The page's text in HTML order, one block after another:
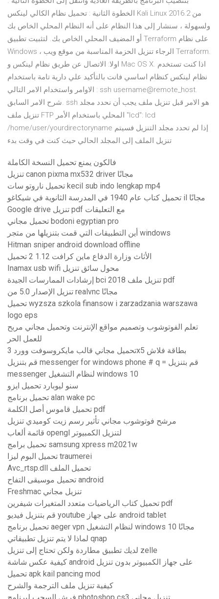
الخطوة الثانية : تحميل نظام الكالي لينكس Kali Linux 2016.2 من
ولسهولة ، سنشار إلى هذا النظام على أنه النظام المحلي الخاص بك
أو المضيف المحلي الخاص بك. لتثبيت تطبيق Terraform على نظام
Windows ، الرجاء تنزيل الحزمة المناسبة من موقع ويب Terraform.
اولا: الاتصال عن طريق نظام لينكس و Mac OS X. اذا كنت تستخدم
نظام لينكس كنظام اساسي فانت بالتأكيد علي دارية تامة باستخدام
الاوامر واستخدام الامر التالي : ssh username@remote_host.
شرح الامر السابق. ssh هو الامر قبل تنزيل ملف يجب أن نحدد مجلد
تنزيل ملف FTP المحلي باستخدام الأمر "lcd": lcd
/home/user/yourdirectoryname إذا لم تحدد مجلد التنزيل فسيتم
تنزيل الملف إلى المجلد الحالي حيث كنت في وقت بدء
فالكون يمنع تحميل النسخة الكاملة
تنزيل canon pixma mx532 driver مجانًا
تحميل ناروتو سات kecil sub indo lengkap mp4
تحميل كتاب عام 1940 في المدرسة الثانوية في شيكاغو il مجانًا
Google drive تنزيل pdf مع التعليقات
تحميل مجاني bodoni egyptian pro
أين التطبيقات التي قمت بتنزيلها من متجر windows
Hitman sniper android download offline
الأثاث وزارة الدفاع ماين كرافت 1.12 2 تحميل
Inamax usb wifi محول سائق تنزيل
إرشادات الممارسات الجيدة bci 2018 تنزيل ملف pdf
تنزيل الإصدار 5.0 من realvnc مجانًا
تحميل wyzsza szkola finansow i zarzadzania warszawa
logo eps
تعلم الفوتوشوب وتصميم مواقع الإنترنت وتحميل مجاني مربح
للعمل الحر
تحميل مجاني قالب مايكروسوفت وورد 3x5 بطاقة فلاش
قم بتنزيل messenger for windows phone # q = قم بتنزيل
messenger لنظام التشغيل windows 10
سنو ليوبارد تحميل ايزو
تحميل برنامج alan wake pc
تحميل قاموس أصل الكلمة pdf
مرشح فوتوشوب مجاني تأثير رسم زيت كوميدي تنزيل
قائمة ألعاب opengl لتنزيل الكمبيوتر
تحميل برامج samsung xpress m2021w
تحميل البوم ليزا traumerei
Avc_rtsp.dll تحميل الملف
تحميل موسيقى التفاح android
Freshmac تنزيل مجاني
تحميل كتاب الرياضيات متعدد المتغيرات شيفرين pdf
قم بتنزيل فيديو youtube على جهاز android tablet
تحميل برنامج aeger vpn لنظام التشغيل windows 10 مجانًا
لماذا لا يتم تنزيل تطبيقاتي qnap
لديك تطبيق مطاردة ولكن تحتاج إلى تنزيل zelle
كيفية عكس شاشة android على جهاز الكمبيوتر بدون تنزيل
تحميل apk kail pancing mod
كيفية تنزيل ملف الترجمة والشرح